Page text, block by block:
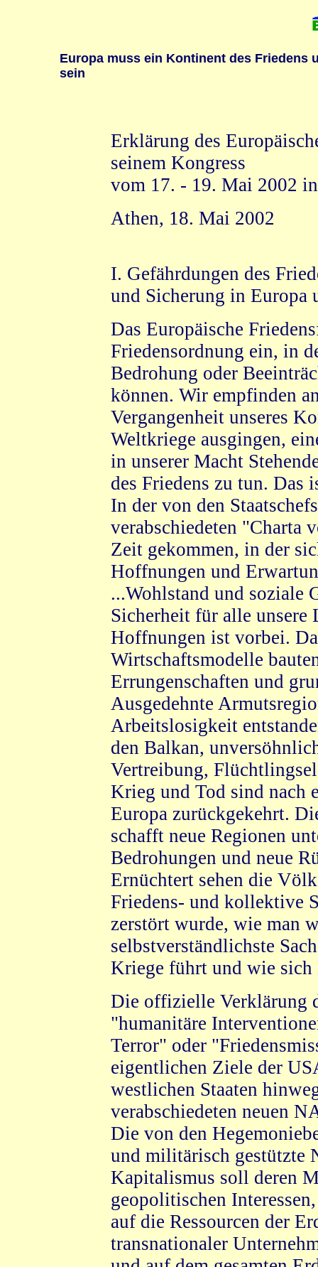
Europa muss ein Kontinent des Friedens
sein
Erklärung des
seinem Kongress
vom 17. - 19. Mai 2002
Athen, 18. Mai 2002
I. Gefährdungen des
und Sicherung in Europa
Das Europäische
Friedensordnung ein, in
Bedrohung oder
können. Wir empfinden
Vergangenheit unseres
Weltkriege ausgingen,
in unserer Macht
des Friedens zu tun.
In der von den
verabschiedeten "Charta
Zeit gekommen, in der
Hoffnungen und
...Wohlstand und soziale
Sicherheit für alle
Hoffnungen ist vorbei.
Wirtschaftsmodelle
Errungenschaften und
Ausgedehnte
Arbeitslosigkeit
den Balkan,
Vertreibung,
Krieg und Tod sind nach
Europa zurückgekehrt.
schafft neue Regionen
Bedrohungen und neue
Ernüchtert sehen die
Friedens- und kollektive
zerstört wurde, wie man
selbstverständlichste
Kriege führt und wie
Die offizielle Verklärung
"humanitäre
Terror" oder
eigentlichen Ziele der
westlichen Staaten
verabschiedeten neuen
Die von den
und militärisch gestützte
Kapitalismus soll deren
geopolitischen
auf die Ressourcen der
transnationaler